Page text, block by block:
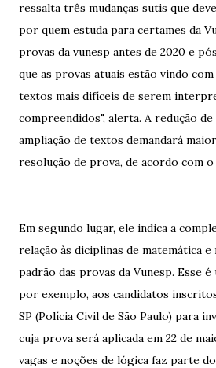
ressalta três mudanças sutis que
por quem estuda para certames da
provas da vunesp antes de 2020 e
que as provas atuais estão vindo
textos mais difíceis de serem
compreendidos", alerta. A redução
ampliação de textos demandará
resolução de prova, de acordo com
Em segundo lugar, ele indica a
relação às diciplinas de matemática
padrão das provas da Vunesp. Esse
por exemplo, aos candidatos
SP (Polícia Civil de São Paulo) para
cuja prova será aplicada em 22 de
vagas e noções de lógica faz parte